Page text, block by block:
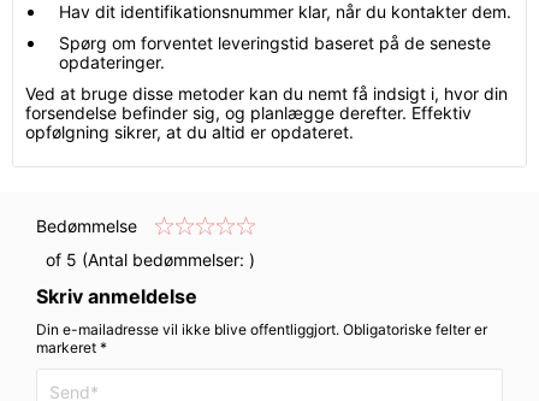
Hav dit identifikationsnummer klar, når du kontakter dem.
Spørg om forventet leveringstid baseret på de seneste
opdateringer.
Ved at bruge disse metoder kan du nemt få indsigt i, hvor din
forsendelse befinder sig, og planlægge derefter. Effektiv
opfølgning sikrer, at du altid er opdateret.
Bedømmelse
of 5 (Antal bedømmelser: )
Skriv anmeldelse
Din e-mailadresse vil ikke blive offentliggjort. Obligatoriske felter er
markeret *